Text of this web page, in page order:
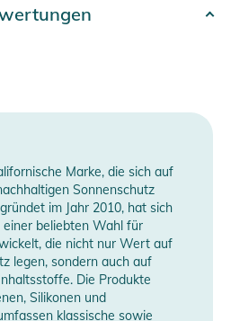
und Warnungen
2025
Cap
Herstellerangaben
anzeigen
Marke, die sich auf
Sonnenschutz
im Jahr 2010, hat sich
einer beliebten Wahl für
die nicht nur Wert auf
legen, sondern auch auf
Die Produkte
Silikonen und
klassische sowie